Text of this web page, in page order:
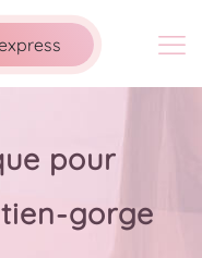
pour
gorge